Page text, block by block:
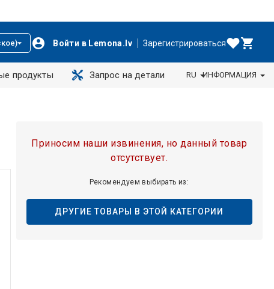
Войти в Lemona.lv Зарегистрироваться
продукты Запрос на детали RU ИНФОРМАЦИЯ
Приносим наши извинения, но данный товар
отсутствует.
Рекомендуем выбирать из:
ДРУГИЕ ТОВАРЫ В ЭТОЙ КАТЕГОРИИ